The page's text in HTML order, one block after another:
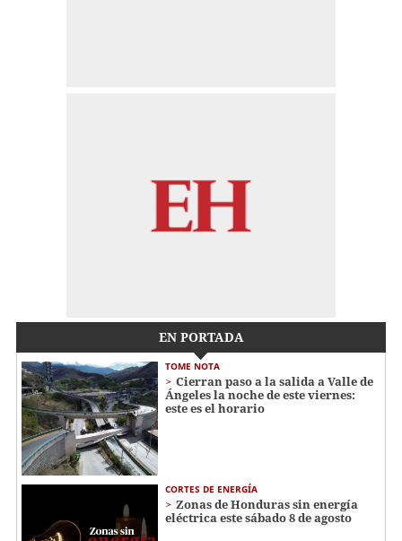
EN PORTADA
TOME NOTA
Cierran paso a la salida a Valle de
Ángeles la noche de este viernes:
este es el horario
CORTES DE ENERGÍA
Zonas de Honduras sin energía
eléctrica este sábado 8 de agosto